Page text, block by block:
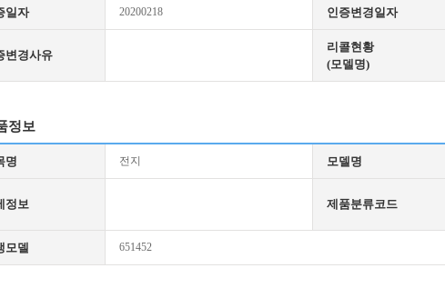
일자 20200218 인증변경일자
변경사유
리콜현황
(모델명)
정보
명 전지 모델명
정보 제품분류코드
모델 651452